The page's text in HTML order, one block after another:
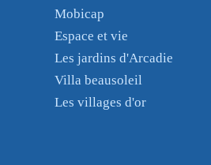
Mobicap
Espace et vie
Les jardins d'Arcadie
Villa beausoleil
Les villages d'or